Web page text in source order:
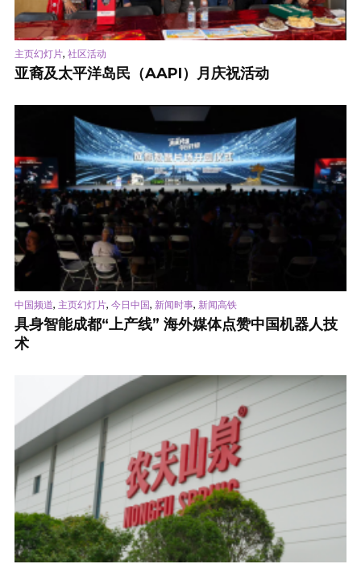
主页幻灯片, 社区活动
亚裔及太平洋岛民（AAPI）月庆祝活动
中国频道, 主页幻灯片, 今日中国, 新闻时事, 新闻高铁
具身智能成都“上产线” 海外媒体点赞中国机器人技
术